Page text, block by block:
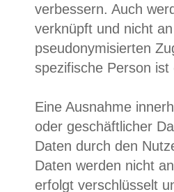
verbessern. Auch
verknüpft und nicht
pseudonymisierten
spezifische Person
Eine Ausnahme
oder geschäftlicher
Daten durch den
Daten werden nicht
erfolgt verschlüsselt